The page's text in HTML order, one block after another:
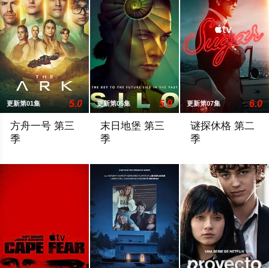
更新第01集 5.0
方舟一号 第三
季
更新第05集 5.0
末日地堡 第三
季
更新第07集 6.0
谜探休格 第二
季